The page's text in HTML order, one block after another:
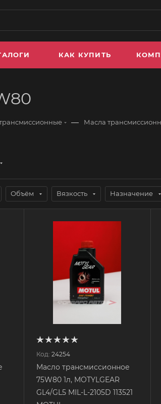
КАК КУПИТЬ
— Масла
Объём Вязкость Назначение
Код: 24254
Масло трансмиссионное
75W80 1л, MOTYLGEAR
GL4/GL5 MIL-L-2105D 113521